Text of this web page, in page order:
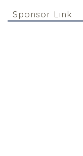
Sponsor Link